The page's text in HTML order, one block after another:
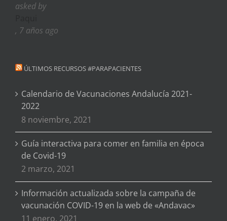
asked by
, 7 años ago
ÚLTIMOS RECURSOS #PARAPACIENTES
Calendario de Vacunaciones Andalucía 2021-
2022
8 noviembre, 2021
Guía interactiva para comer en familia en época
de Covid-19
2 marzo, 2021
Información actualizada sobre la campaña de
vacunación COVID-19 en la web de «Andavac»
11 enero, 2021